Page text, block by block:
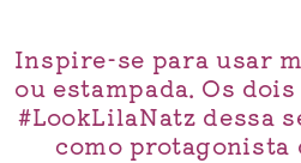
Inspire-se para usar
ou estampada. Os
#LookLilaNatz dessa
como protagonista